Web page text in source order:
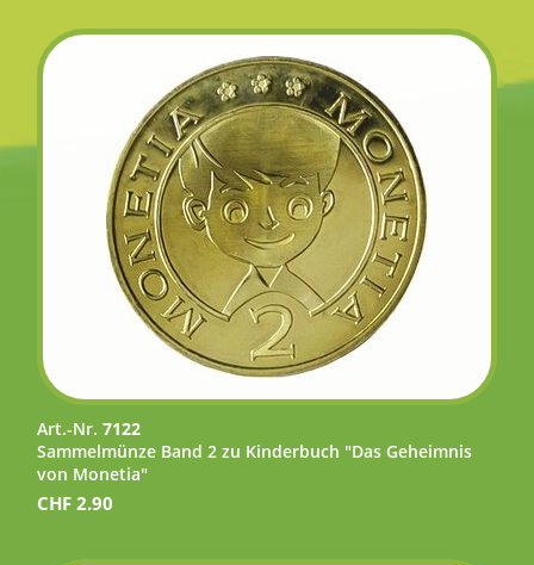
Art.-Nr. 7122
Sammelmünze Band 2 zu Kinderbuch "Das Geheimnis
von Monetia"
CHF 2.90